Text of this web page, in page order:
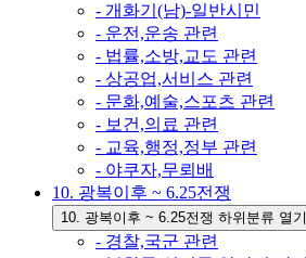
- 개화기(남)-일반시민
- 운전,운송 관련
- 법률,소방,교도 관련
- 상공업,서비스 관련
- 문화,예술,스포츠 관련
- 보건,의료 관련
- 교육,행정,정부 관련
- 야쿠자,무뢰배
10. 광복이후 ~ 6.25전쟁
10. 광복이후 ~ 6.25전쟁 하위분류 열기
- 경찰,국군 관련